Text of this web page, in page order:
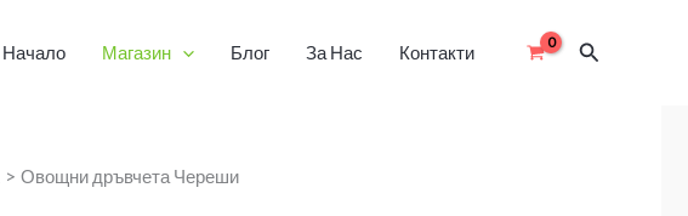
Начало Магазин Блог За Нас Контакти Search
Овощни дръвчета Череши